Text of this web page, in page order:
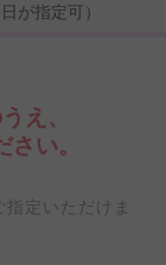
が指定可）
え、
い。
定いただけま